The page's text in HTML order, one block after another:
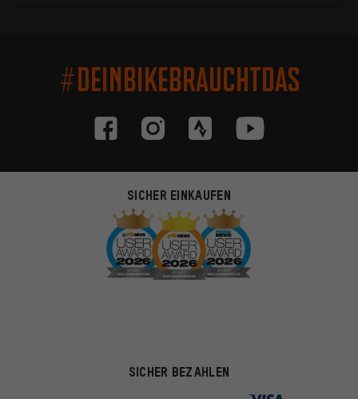
#DEINBIKEBRAUCHTDAS
SICHER EINKAUFEN
SICHER BEZAHLEN